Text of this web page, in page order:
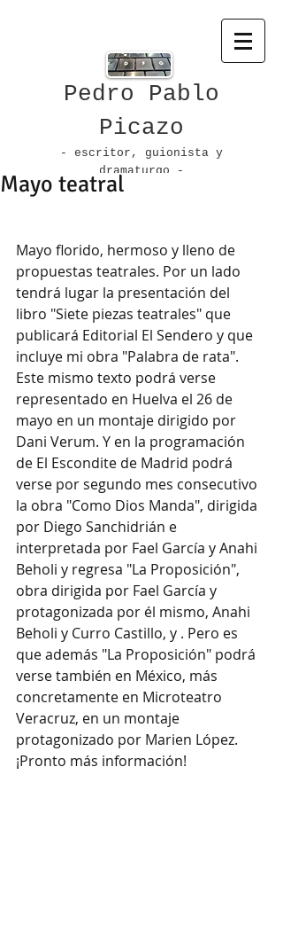
Pedro Pablo
Picazo
- escritor, guionista y
dramaturgo -
Mayo teatral
Mayo florido, hermoso y lleno de
propuestas teatrales. Por un lado
tendrá lugar la presentación del
libro "Siete piezas teatrales" que
publicará Editorial El Sendero y que
incluye mi obra "Palabra de rata".
Este mismo texto podrá verse
representado en Huelva el 26 de
mayo en un montaje dirigido por
Dani Verum. Y en la programación
de El Escondite de Madrid podrá
verse por segundo mes consecutivo
la obra "Como Dios Manda", dirigida
por Diego Sanchidrián e
interpretada por Fael García y Anahi
Beholi y regresa "La Proposición",
obra dirigida por Fael García y
protagonizada por él mismo, Anahi
Beholi y Curro Castillo, y . Pero es
que además "La Proposición" podrá
verse también en México, más
concretamente en Microteatro
Veracruz, en un montaje
protagonizado por Marien López.
¡Pronto más información!